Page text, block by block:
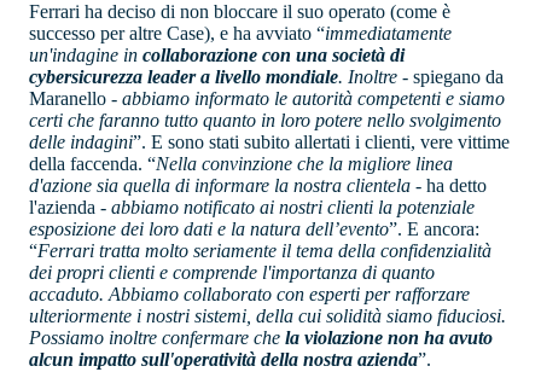
Ferrari ha deciso di non bloccare il suo operato (come è
successo per altre Case), e ha avviato “immediatamente
un'indagine in collaborazione con una società di
cybersicurezza leader a livello mondiale. Inoltre - spiegano da
Maranello - abbiamo informato le autorità competenti e siamo
certi che faranno tutto quanto in loro potere nello svolgimento
delle indagini”. E sono stati subito allertati i clienti, vere vittime
della faccenda. “Nella convinzione che la migliore linea
d'azione sia quella di informare la nostra clientela - ha detto
l'azienda - abbiamo notificato ai nostri clienti la potenziale
esposizione dei loro dati e la natura dell’evento”. E ancora:
“Ferrari tratta molto seriamente il tema della confidenzialità
dei propri clienti e comprende l'importanza di quanto
accaduto. Abbiamo collaborato con esperti per rafforzare
ulteriormente i nostri sistemi, della cui solidità siamo fiduciosi.
Possiamo inoltre confermare che la violazione non ha avuto
alcun impatto sull'operatività della nostra azienda”.